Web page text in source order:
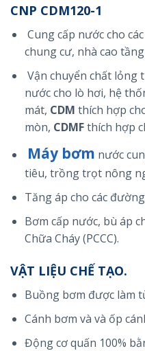
CNP CDM120-1
Cung cấp nước cho
chung cư, nhà cao tầng
Vận chuyển chất lỏng
nước cho lò hơi, hệ
mát, CDM thích hợp
mòn, CDMFthích hợp
Máy bơm nước
tiêu, trồng trọt nông
Tăng áp cho các
Bơm cấp nước, bù áp
Chữa Cháy (PCCC).
VẬT LIỆU CHẾ TẠO.
Buồng bơm được làm
Cánh bơm và và ốp
Động cơ quấn 100%